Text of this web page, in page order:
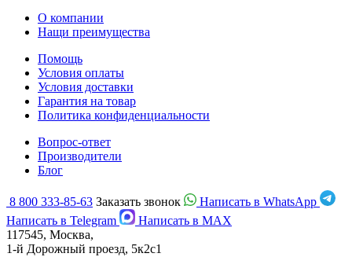
О компании
Нащи преимущества
Помощь
Условия оплаты
Условия доставки
Гарантия на товар
Политика конфиденциальности
Вопрос-ответ
Производители
Блог
8 800 333-85-63 Заказать звонок
Написать в WhatsApp
Написать в Telegram
Написать в MAX
117545, Москва,
1-й Дорожный проезд, 5к2с1